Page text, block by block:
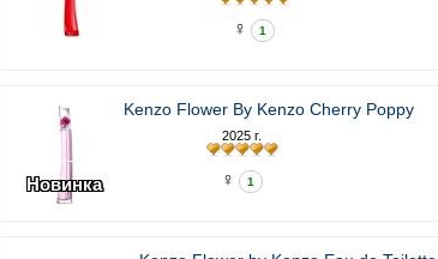
♀ 1
Новинка
Kenzo Flower By Kenzo Cherry Poppy
2025 г.
♀ 1